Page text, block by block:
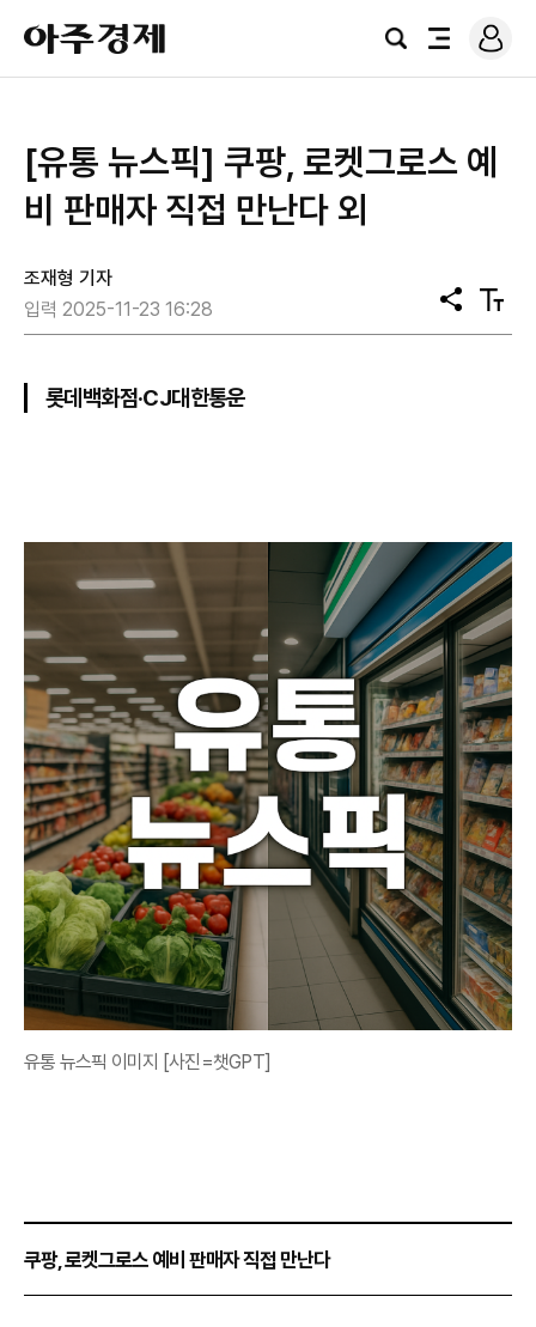
아
주
경
검
전
로
그
[유통 뉴스픽] 쿠팡, 로켓그로스 예
비 판매자 직접 만난다 외
조재형 기자
입력 2025-11-23 16:28
공
유
텍
스
롯데백화점·CJ대한통운
유통 뉴스픽 이미지 [사진=챗GPT]
쿠팡, 로켓그로스 예비 판매자 직접 만난다